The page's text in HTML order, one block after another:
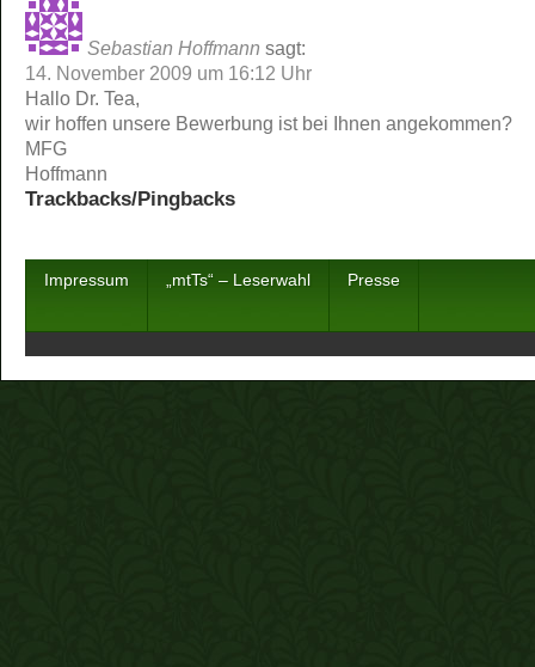
Sebastian Hoffmann sagt:
14. November 2009 um 16:12 Uhr
Hallo Dr. Tea,
wir hoffen unsere Bewerbung ist bei Ihnen angekommen?
MFG
Hoffmann
Trackbacks/Pingbacks
Impressum „mtTs“ – Leserwahl Presse